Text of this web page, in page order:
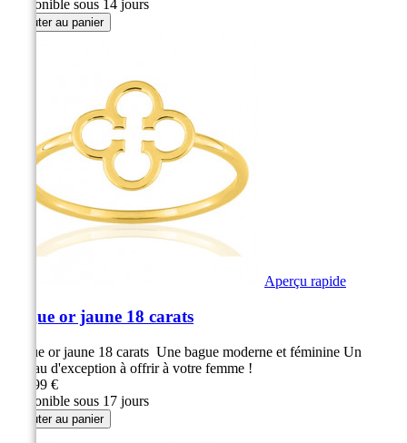
Disponible sous 14 jours
Ajouter au panier
Aperçu rapide
Bague or jaune 18 carats
Bague or jaune 18 carats Une bague moderne et féminine Un
cadeau d'exception à offrir à votre femme !
289,99 €
Disponible sous 17 jours
Ajouter au panier